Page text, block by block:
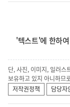
'텍스트'에 한하
단, 사진, 이미지, 일러스
보유하고 있지 아니하므
저작권정책
담당자